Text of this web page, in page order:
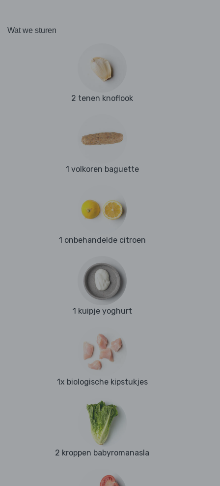
Wat we sturen
2 tenen knoflook
1 volkoren baguette
1 onbehandelde citroen
1 kuipje yoghurt
1x biologische kipstukjes
2 kroppen babyromanasla